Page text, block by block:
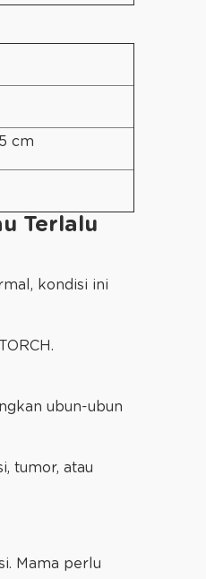
cm
Terlalu
kondisi ini
ubun-ubun
tumor, atau
Mama perlu